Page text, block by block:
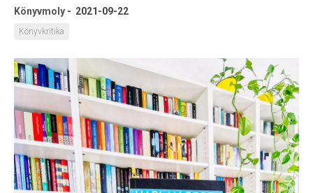
Kapcsolat
Könyveim
Könyvmoly - 2021-09-22
Könyvkritika